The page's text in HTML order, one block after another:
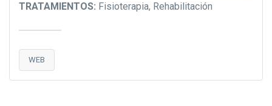
TRATAMIENTOS: Fisioterapia, Rehabilitación
WEB